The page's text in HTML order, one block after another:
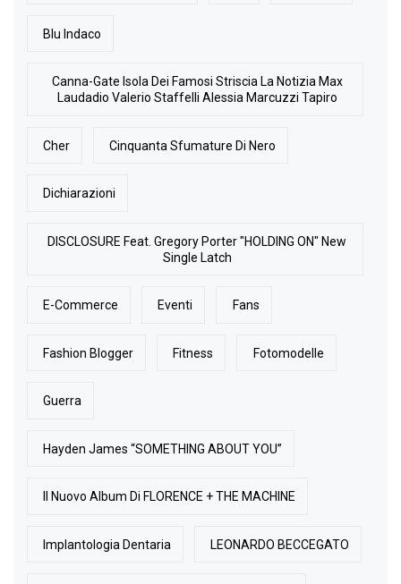
Blu Indaco
Canna-Gate Isola Dei Famosi Striscia La Notizia Max
Laudadio Valerio Staffelli Alessia Marcuzzi Tapiro
Cher Cinquanta Sfumature Di Nero
Dichiarazioni
DISCLOSURE Feat. Gregory Porter "HOLDING ON" New
Single Latch
E-Commerce Eventi Fans
Fashion Blogger Fitness Fotomodelle
Guerra
Hayden James “SOMETHING ABOUT YOU”
Il Nuovo Album Di FLORENCE + THE MACHINE
Implantologia Dentaria LEONARDO BECCEGATO